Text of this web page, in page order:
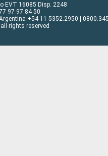
EVT 16085 Disp. 2248
97 97 84 50
+54 11 5352.2950 |
rights reserved